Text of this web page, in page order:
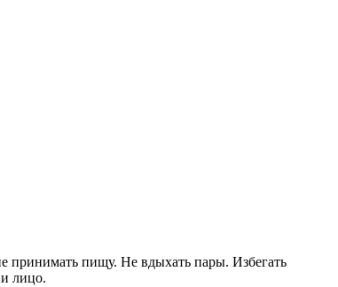
принимать пищу. Не вдыхать пары. Избегать
лицо.